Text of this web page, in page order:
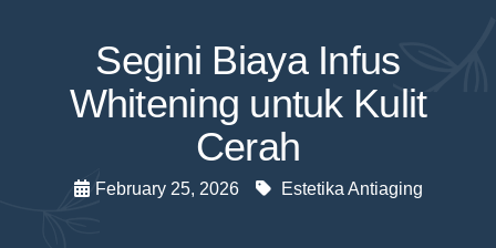
Segini Biaya Infus
Whitening untuk Kulit
Cerah
February 25, 2026 Estetika Antiaging